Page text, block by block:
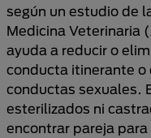
según un estudio de
Medicina Veterinaria
ayuda a reducir o
conducta itinerante o
conductas sexuales.
esterilizados ni
encontrar pareja